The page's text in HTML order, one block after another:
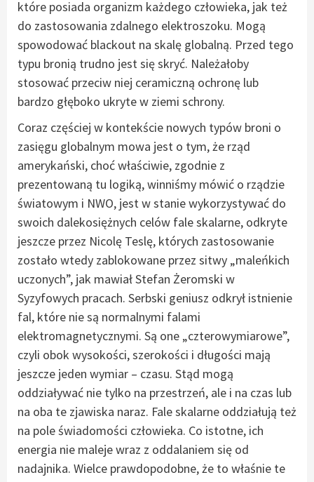
które posiada organizm każdego człowieka, jak też
do zastosowania zdalnego elektroszoku. Mogą
spowodować blackout na skalę globalną. Przed tego
typu bronią trudno jest się skryć. Należałoby
stosować przeciw niej ceramiczną ochronę lub
bardzo głęboko ukryte w ziemi schrony.
Coraz częściej w kontekście nowych typów broni o
zasięgu globalnym mowa jest o tym, że rząd
amerykański, choć właściwie, zgodnie z
prezentowaną tu logiką, winniśmy mówić o rządzie
światowym i NWO, jest w stanie wykorzystywać do
swoich dalekosiężnych celów fale skalarne, odkryte
jeszcze przez Nicolę Teslę, których zastosowanie
zostało wtedy zablokowane przez sitwy „maleńkich
uczonych”, jak mawiał Stefan Żeromski w
Syzyfowych pracach. Serbski geniusz odkrył istnienie
fal, które nie są normalnymi falami
elektromagnetycznymi. Są one „czterowymiarowe”,
czyli obok wysokości, szerokości i długości mają
jeszcze jeden wymiar – czasu. Stąd mogą
oddziaływać nie tylko na przestrzeń, ale i na czas lub
na oba te zjawiska naraz. Fale skalarne oddziałują też
na pole świadomości człowieka. Co istotne, ich
energia nie maleje wraz z oddalaniem się od
nadajnika. Wielce prawdopodobne, że to właśnie te